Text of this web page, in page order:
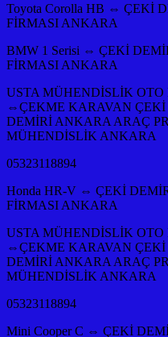
Toyota Corolla HB ⇔ ÇEKİ
FİRMASI ANKARA
BMW 1 Serisi ⇔ ÇEKİ
FİRMASI ANKARA
USTA MÜHENDİSLİK
⇔ÇEKME KARAVAN
DEMİRİ ANKARA ARAÇ
MÜHENDİSLİK ANKARA
05323118894
Honda HR-V ⇔ ÇEKİ
FİRMASI ANKARA
USTA MÜHENDİSLİK
⇔ÇEKME KARAVAN
DEMİRİ ANKARA ARAÇ
MÜHENDİSLİK ANKARA
05323118894
Mini Cooper C ⇔ ÇEKİ